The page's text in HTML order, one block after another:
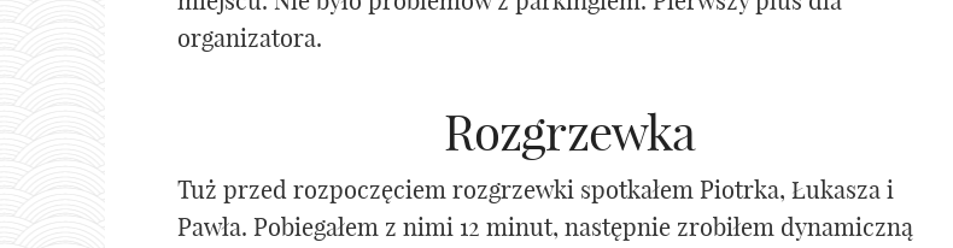
organizatora.
Rozgrzewka
Tuż przed rozpoczęciem rozgrzewki spotkałem Piotrka, Łukasza i
Pawła. Pobiegałem z nimi 12 minut, następnie zrobiłem dynamiczną